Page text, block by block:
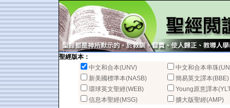
聖經版本：
中文和合本(UNV)
中文和合本串珠
新美國標準本(NASB)
簡易英文譯本(BBE)
環球英文聖經(WEB)
Young原意譯本
信息本聖經(MSG)
擴大版聖經(AMP)